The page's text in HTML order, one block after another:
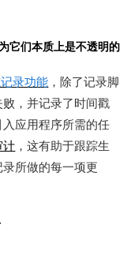
它们本质上是不透明的
录功能 ，除了记录脚
，并记录了时间戳
应用程序所需的任
计 ，这有助于跟踪生
所做的每一项更